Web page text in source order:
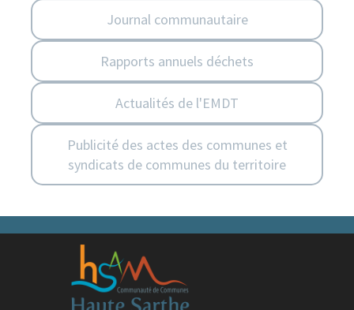
Journal communautaire
Rapports annuels déchets
Actualités de l'EMDT
Publicité des actes des communes et
syndicats de communes du territoire